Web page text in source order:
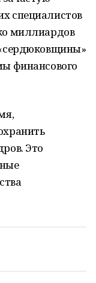
специалистов
миллиардов
финансового
Это